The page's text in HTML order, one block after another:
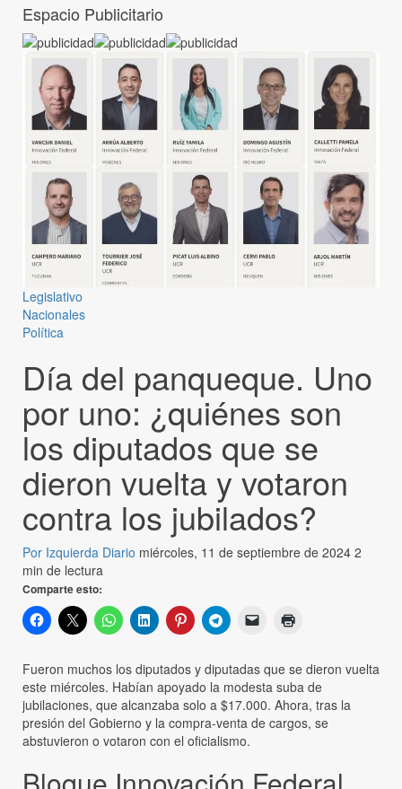
Espacio Publicitario
Legislativo
Nacionales
Política
Día del panqueque. Uno
por uno: ¿quiénes son
los diputados que se
dieron vuelta y votaron
contra los jubilados?
Por Izquierda Diario miércoles, 11 de septiembre de 2024 2
min de lectura
Comparte esto:
Fueron muchos los diputados y diputadas que se dieron vuelta
este miércoles. Habían apoyado la modesta suba de
jubilaciones, que alcanzaba solo a $17.000. Ahora, tras la
presión del Gobierno y la compra-venta de cargos, se
abstuvieron o votaron con el oficialismo.